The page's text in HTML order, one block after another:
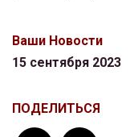
Ваши Новости
15 сентября 2023
ПОДЕЛИТЬСЯ